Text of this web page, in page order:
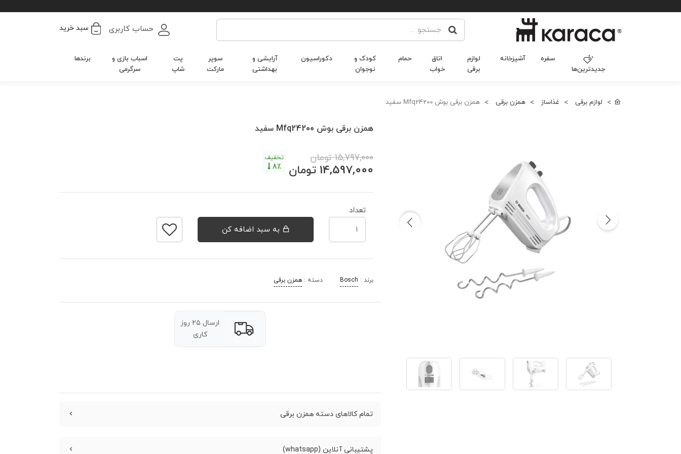
حساب کاربری سبد خرید
جدیدترین‌ها
سفره آشپزخانه
لوازم
برقی
اتاق
خواب
حمام
کودک و
نوجوان
دکوراسیون
آرایشی و
بهداشتی
سوپر
مارکت
پت
شاپ
اسباب بازی و
سرگرمی
برندها
لوازم برقی غذاساز همزن برقی همزن برقی بوش Mfq24200 سفید
همزن برقی بوش Mfq24200 سفید
15,797,000 تومان
14,597,000 تومان
تخفیف
8٪
تعداد
برند : Bosch دسته : همزن برقی
ارسال ۲۵ روز
کاری
تمام کالاهای دسته همزن برقی
پشتیبانی آنلاین (whatsapp)